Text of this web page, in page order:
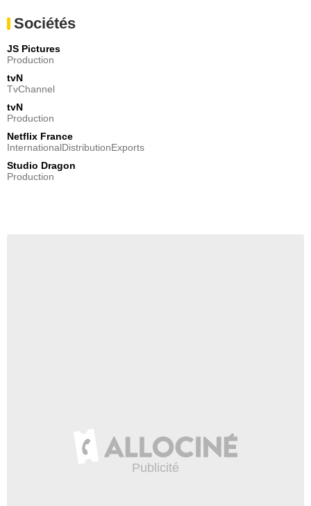
Sociétés
JS Pictures
Production
tvN
TvChannel
tvN
Production
Netflix France
InternationalDistributionExports
Studio Dragon
Production